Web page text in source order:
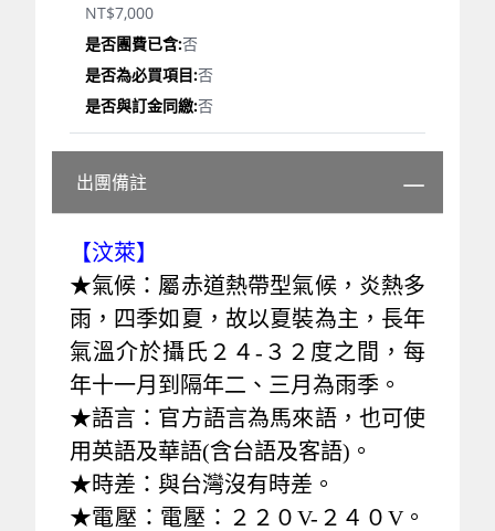
NT$7,000
否
否
否
出團備註
【汶萊】
★氣候：屬赤道熱帶型氣候，炎熱多
雨，四季如夏，故以夏裝為主，長年
氣溫介於攝氏２４-３２度之間，每
年十一月到隔年二、三月為雨季。
★語言：官方語言為馬來語，也可使
用英語及華語(含台語及客語)。
★時差：與台灣沒有時差。
★電壓：電壓：２２０V-２４０V。